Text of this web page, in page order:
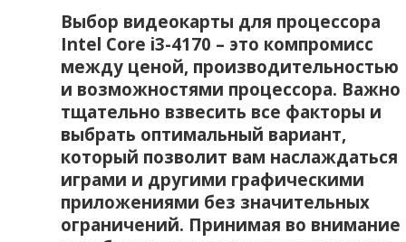
Выбор видеокарты для процессора
Intel Core i3-4170 – это компромисс
между ценой‚ производительностью
и возможностями процессора. Важно
тщательно взвесить все факторы и
выбрать оптимальный вариант‚
который позволит вам наслаждаться
играми и другими графическими
приложениями без значительных
ограничений. Принимая во внимание